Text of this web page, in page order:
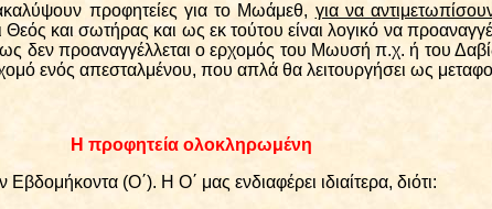
προφητείες για το Μωάμεθ, για να
Θεός και σωτήρας και ως εκ τούτου είναι λογικό να
δεν προαναγγέλλεται ο ερχομός του Μωυσή π.χ. ή του
ενός απεσταλμένου, που απλά θα λειτουργήσει ως
Η προφητεία ολοκληρωμένη
(Ο΄). Η Ο΄ μας ενδιαφέρει ιδιαίτερα, διότι: